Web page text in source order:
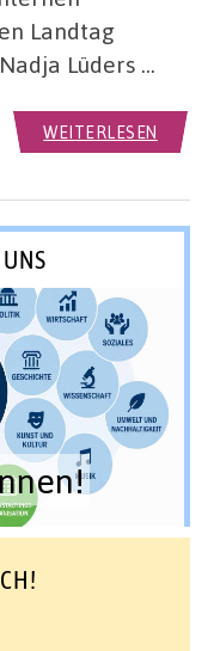
Landtag
Lüders …
WEITERLESEN